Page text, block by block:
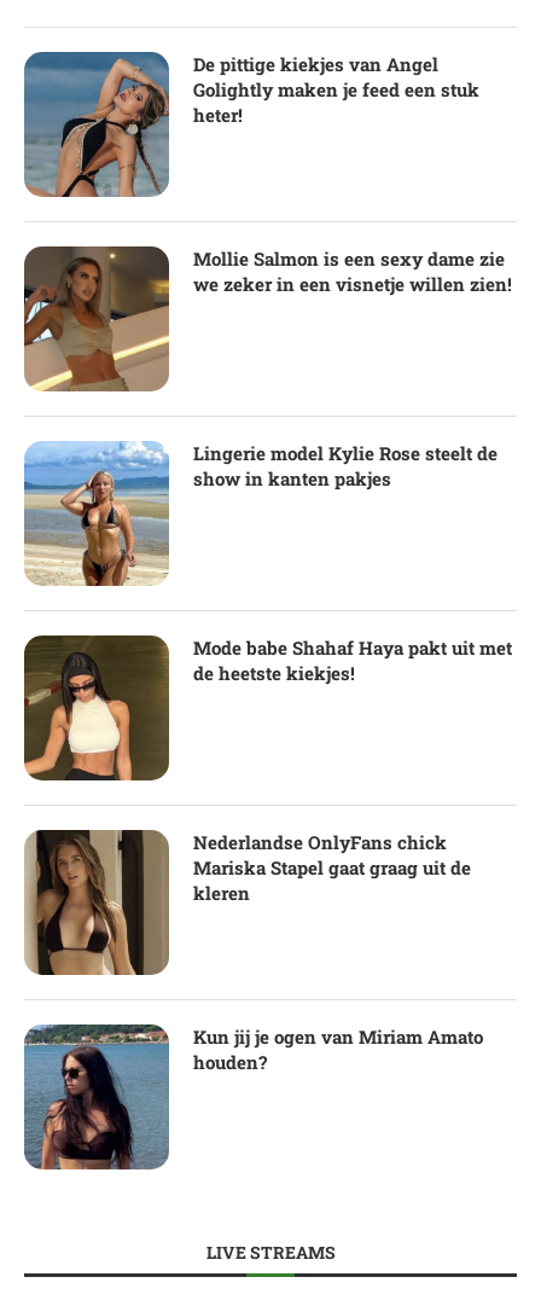
De pittige kiekjes van Angel
Golightly maken je feed een stuk
heter!
Mollie Salmon is een sexy dame zie
we zeker in een visnetje willen zien!
Lingerie model Kylie Rose steelt de
show in kanten pakjes
Mode babe Shahaf Haya pakt uit met
de heetste kiekjes!
Nederlandse OnlyFans chick
Mariska Stapel gaat graag uit de
kleren
Kun jij je ogen van Miriam Amato
houden?
LIVE STREAMS